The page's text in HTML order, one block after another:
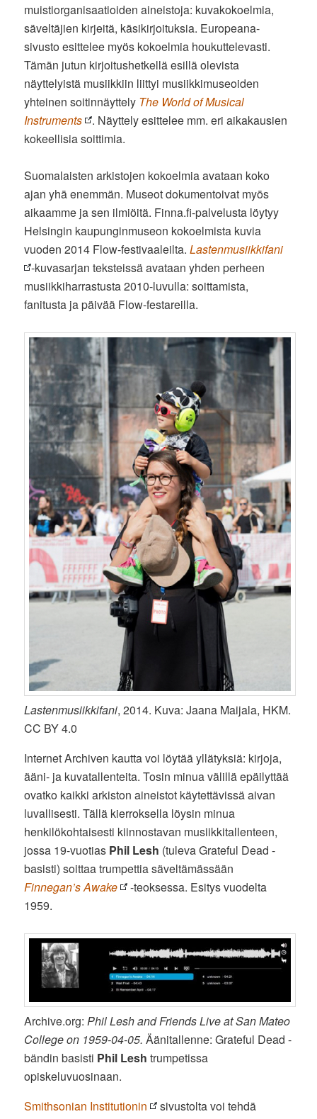
muistiorganisaatioiden aineistoja: kuvakokoelmia,
säveltäjien kirjeitä, käsikirjoituksia. Europeana-
sivusto esittelee myös kokoelmia houkuttelevasti.
Tämän jutun kirjoitushetkellä esillä olevista
näyttelyistä musiikkiin liittyi musiikkimuseoiden
yhteinen soitinnäyttely The World of Musical
Instruments
. Näyttely esittelee mm. eri aikakausien
kokeellisia soittimia.
Suomalaisten arkistojen kokoelmia avataan koko
ajan yhä enemmän. Museot dokumentoivat myös
aikaamme ja sen ilmiöitä. Finna.fi-palvelusta löytyy
Helsingin kaupunginmuseon kokoelmista kuvia
vuoden 2014 Flow-festivaaleilta.Lastenmusiikkifani
-kuvasarjan teksteissä avataan yhden perheen
musiikkiharrastusta 2010-luvulla: soittamista,
fanitusta ja päivää Flow-festareilla.
Lastenmusiikkifani, 2014. Kuva: Jaana Maijala, HKM.
CC BY 4.0
Internet Archiven kautta voi löytää yllätyksiä: kirjoja,
ääni- ja kuvatallenteita. Tosin minua välillä epäilyttää
ovatko kaikki arkiston aineistot käytettävissä aivan
luvallisesti. Tällä kierroksella löysin minua
henkilökohtaisesti kiinnostavan musiikkitallenteen,
jossa 19-vuotias Phil Lesh (tuleva Grateful Dead -
basisti) soittaa trumpettia säveltämässään
Finnegan’s Awake
-teoksessa. Esitys vuodelta
1959.
Archive.org: Phil Lesh and Friends Live at San Mateo
College on 1959-04-05.Äänitallenne: Grateful Dead -
bändin basisti Phil Leshtrumpetissa
opiskeluvuosinaan.
Smithsonian Institutionin
sivustolta voi tehdä